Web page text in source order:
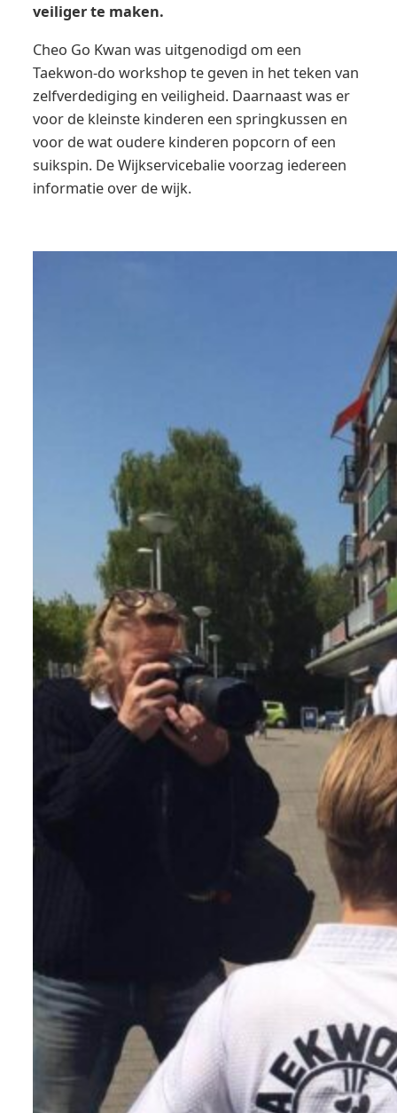
veiliger te maken.
Cheo Go Kwan was uitgenodigd om een
Taekwon-do workshop te geven in het teken van
zelfverdediging en veiligheid. Daarnaast was er
voor de kleinste kinderen een springkussen en
voor de wat oudere kinderen popcorn of een
suikspin. De Wijkservicebalie voorzag iedereen
informatie over de wijk.